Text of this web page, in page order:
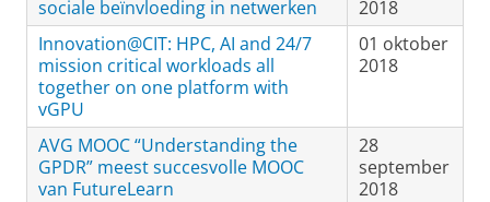
sociale beïnvloeding in netwerken
2018
Innovation@CIT: HPC, AI and 24/7
mission critical workloads all
together on one platform with
vGPU
01 oktober
2018
AVG MOOC “Understanding the
GPDR” meest succesvolle MOOC
van FutureLearn
28
september
2018